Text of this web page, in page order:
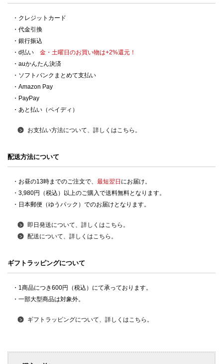
・クレジットカード
・代金引換
・銀行振込
・d払い 金・土曜日のお買い物は+2%還元！
・auかんたん決済
・ソフトバンクまとめて支払い
・Amazon Pay
・PayPay
・あと払い（ペイディ）
お支払い方法について、詳しくはこちら。
配送方法について
・お昼の13時までのご注文で、 最短翌日 にお届け。
・3,980円（税込）以上のご購入で送料無料となります。
・日本郵便（ゆうパック）でのお届けとなります。
即日発送について、詳しくはこちら。
配送について、詳しくはこちら。
ギフトラッピングについて
・1商品につき600円（税込）にて承っております。
・一部大型商品は対象外。
ギフトラッピングについて、詳しくはこちら。